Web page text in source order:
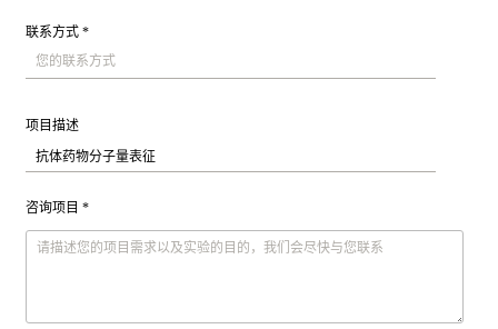
联系方式 *
项目描述
咨询项目 *